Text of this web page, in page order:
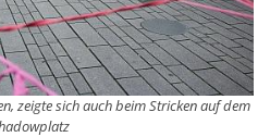
zeigte sich auch beim Stricken auf dem